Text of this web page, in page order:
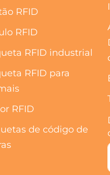
RFID
RFID
RFID industrial
RFID para
RFID
de código de